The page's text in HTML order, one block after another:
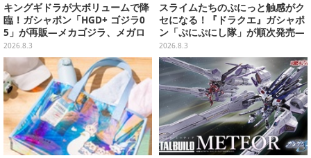
キングギドラが大ボリュームで降
臨！ガシャポン「HGD+ ゴジラ0
5」が再販―メカゴジラ、メガロ
なども揃った全4種
2026.8.3
スライムたちのぷにっと触感がク
セになる！『ドラクエ』ガシャポ
ン「ぷにぷにし隊」が順次発売―
全4種ではぐれメタルは固め
2026.8.3